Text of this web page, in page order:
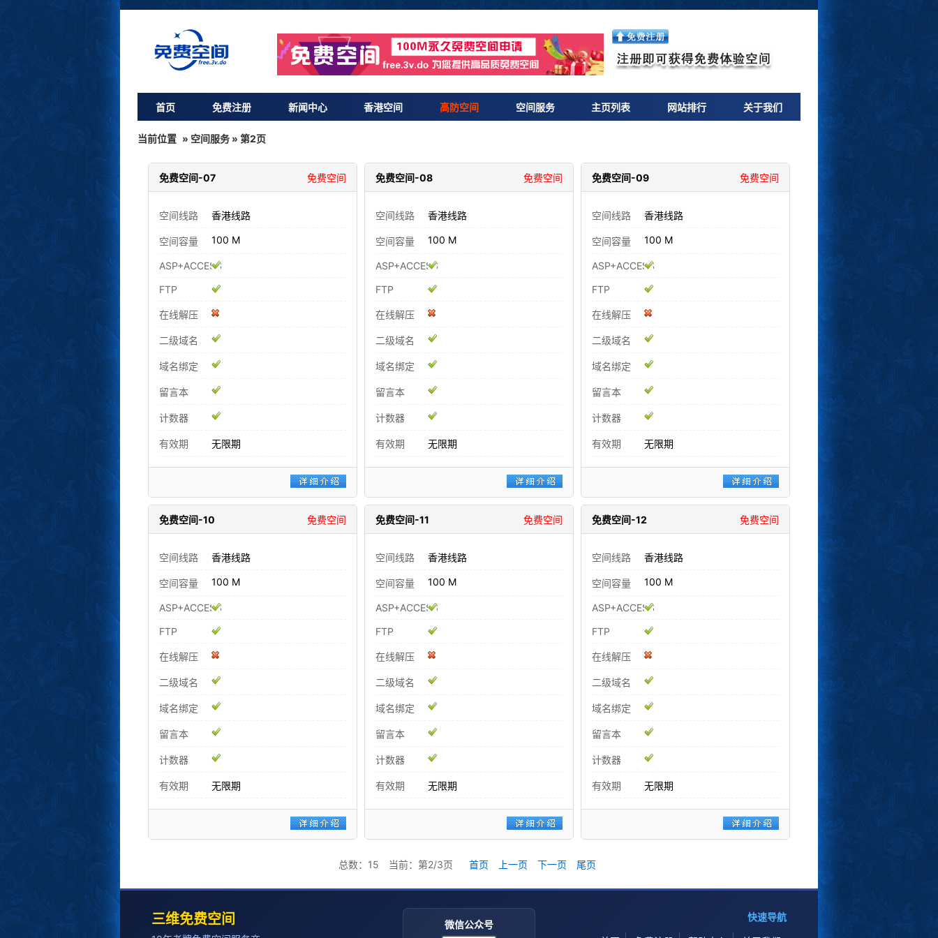
首页 免费注册 新闻中心 香港空间 高防空间 空间服务 主页列表 网站排行 关于我们
三维免费空间服务器列表
当前位置 » 空间服务 » 第2页
免费空间-07 免费空间
空间线路 香港线路
空间容量 100 M
ASP+ACCESS
FTP
在线解压
二级域名
域名绑定
留言本
计数器
有效期 无限期
免费空间-08 免费空间
空间线路 香港线路
空间容量 100 M
ASP+ACCESS
FTP
在线解压
二级域名
域名绑定
留言本
计数器
有效期 无限期
免费空间-09 免费空间
空间线路 香港线路
空间容量 100 M
ASP+ACCESS
FTP
在线解压
二级域名
域名绑定
留言本
计数器
有效期 无限期
免费空间-10 免费空间
空间线路 香港线路
空间容量 100 M
ASP+ACCESS
FTP
在线解压
二级域名
域名绑定
留言本
计数器
有效期 无限期
免费空间-11 免费空间
空间线路 香港线路
空间容量 100 M
ASP+ACCESS
FTP
在线解压
二级域名
域名绑定
留言本
计数器
有效期 无限期
免费空间-12 免费空间
空间线路 香港线路
空间容量 100 M
ASP+ACCESS
FTP
在线解压
二级域名
域名绑定
留言本
计数器
有效期 无限期
总数：15 当前：第2/3页 首页 上一页 下一页 尾页
三维免费空间 微信公众号
快速导航